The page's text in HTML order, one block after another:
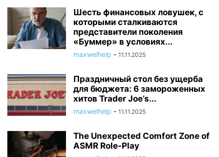
Шесть финансовых ловушек, с
которыми сталкиваются
представители поколения
«Буммер» в условиях...
maxwelhelp - 11.11.2025
Праздничный стол без ущерба
для бюджета: 6 замороженных
хитов Trader Joe’s...
maxwelhelp - 11.11.2025
The Unexpected Comfort Zone of
ASMR Role-Play